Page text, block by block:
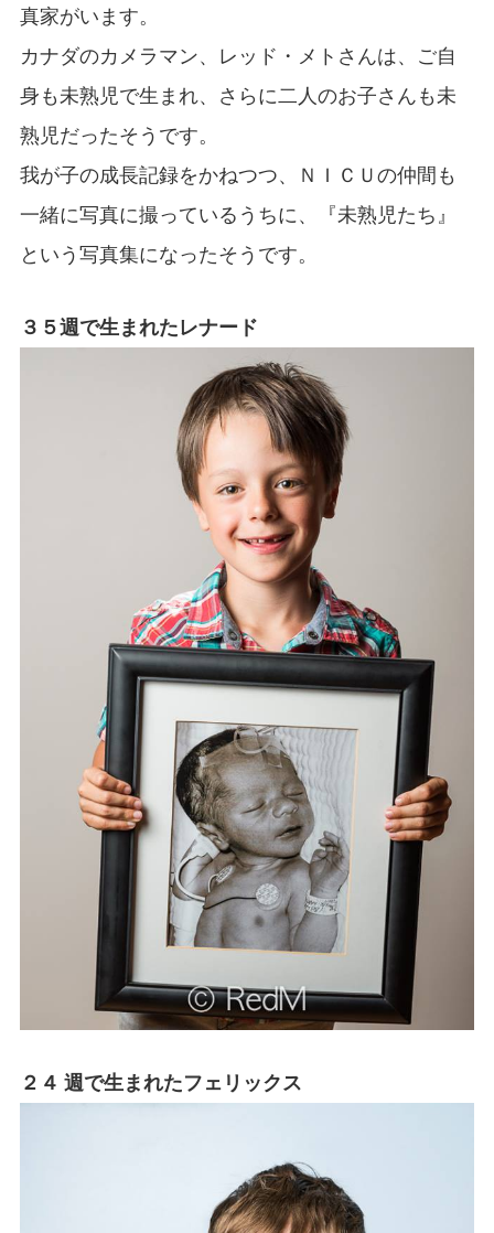
真家がいます。
カナダのカメラマン、レッド・メトさんは、ご自
身も未熟児で生まれ、さらに二人のお子さんも未
熟児だったそうです。
我が子の成長記録をかねつつ、ＮＩＣＵの仲間も
一緒に写真に撮っているうちに、『未熟児たち』
という写真集になったそうです。
３５週で生まれたレナード
２４ 週で生まれたフェリックス